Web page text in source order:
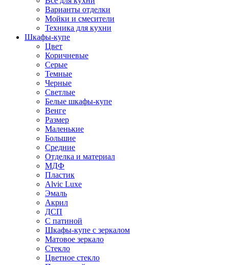
Варианты отделки
Мойки и смесители
Техника для кухни
Шкафы-купе
Цвет
Коричневые
Серые
Темные
Черные
Светлые
Белые шкафы-купе
Венге
Размер
Маленькие
Большие
Средние
Отделка и материал
МДФ
Пластик
Alvic Luxe
Эмаль
Акрил
ДСП
С патиной
Шкафы-купе с зеркалом
Матовое зеркало
Стекло
Цветное стекло